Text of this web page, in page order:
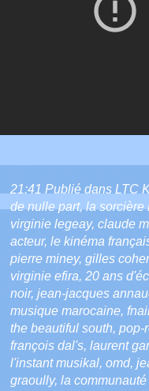
21:41 Publié dans LTC
de nulle part,la sorcière
virginie legeay, claude
acteur, le kinéma
pierre miney, gilles
virginie efira, 20 ans
noir, jean-jacques
musique marocaine,
the beautiful south, pop-
françois dal's, laurent
l'instant musikal, omd,
graoully, la